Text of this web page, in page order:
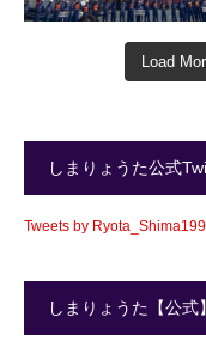
Load
しまりょうた公式
Tweets by
しまりょうた【公